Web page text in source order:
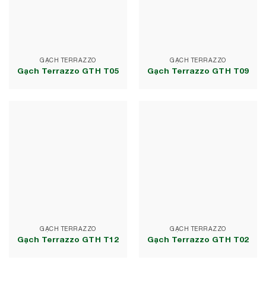
GẠCH TERRAZZO
Gạch Terrazzo GTH T05
GẠCH TERRAZZO
Gạch Terrazzo GTH T09
GẠCH TERRAZZO
Gạch Terrazzo GTH T12
GẠCH TERRAZZO
Gạch Terrazzo GTH T02